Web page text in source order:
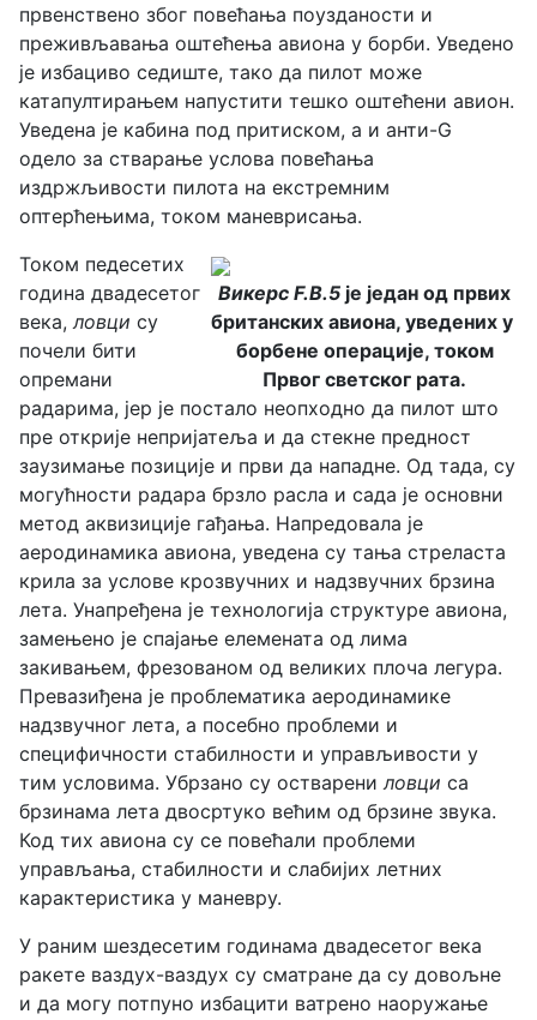
првенствено због повећања поузданости и
преживљавања оштећења авиона у борби. Уведено
је избациво седиште, тако да пилот може
катапултирањем напустити тешко оштећени авион.
Уведена је кабина под притиском, а и анти-G
одело за стварање услова повећања
издржљивости пилота на екстремним
оптерћењима, током маневрисања.
Викерс F.B.5 је један од првих
британских авиона, уведених у
борбене операције, током
Првог светског рата.
Током педесетих
година двадесетог
века,ловци су
почели бити
опремани
радарима, јер је постало неопходно да пилот што
пре открије непријатеља и да стекне предност
заузимање позиције и први да нападне. Од тада, су
могућности радара брзло расла и сада је основни
метод аквизиције гађања. Напредовала је
аеродинамика авиона, уведена су тања стреласта
крила за услове крозвучних и надзвучних брзина
лета. Унапређена је технологија структуре авиона,
замењено је спајање елемената од лима
закивањем, фрезованом од великих плоча легура.
Превазиђена је проблематика аеродинамике
надзвучног лета, а посебно проблеми и
специфичности стабилности и управљивости у
тим условима. Убрзано су остварениловци са
брзинама лета двосртуко већим од брзине звука.
Код тих авиона су се повећали проблеми
управљања, стабилности и слабијих летних
карактеристика у маневру.
У раним шездесетим годинама двадесетог века
ракете ваздух-ваздух су сматране да су довољне
и да могу потпуно избацити ватрено наоружање